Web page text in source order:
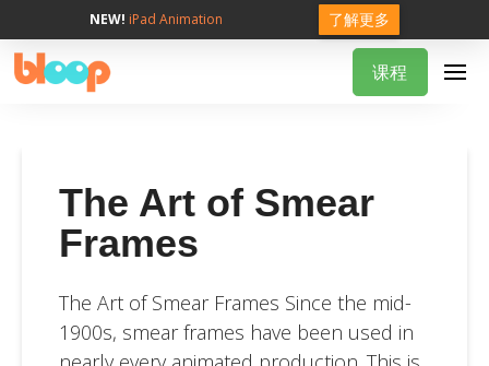
NEW! iPad Animation 了解更多
课程
The Art of Smear
Frames
The Art of Smear Frames Since the mid-
1900s, smear frames have been used in